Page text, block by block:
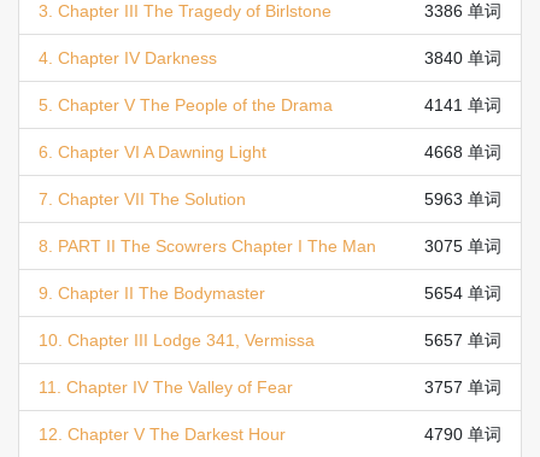
3. Chapter III The Tragedy of Birlstone 3386 单词
4. Chapter IV Darkness 3840 单词
5. Chapter V The People of the Drama 4141 单词
6. Chapter VI A Dawning Light 4668 单词
7. Chapter VII The Solution 5963 单词
8. PART II The Scowrers Chapter I The Man 3075 单词
9. Chapter II The Bodymaster 5654 单词
10. Chapter III Lodge 341, Vermissa 5657 单词
11. Chapter IV The Valley of Fear 3757 单词
12. Chapter V The Darkest Hour 4790 单词